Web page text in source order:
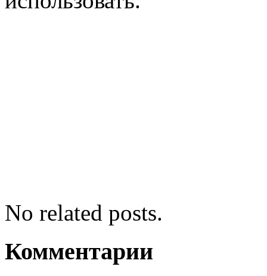
No related posts.
Комментарии